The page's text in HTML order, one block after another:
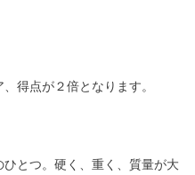
得点が２倍となります。
とつ。硬く、重く、質量が大